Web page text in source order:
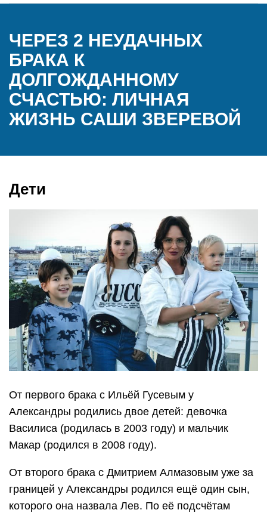
ЧЕРЕЗ 2 НЕУДАЧНЫХ
БРАКА К
ДОЛГОЖДАННОМУ
СЧАСТЬЮ: ЛИЧНАЯ
ЖИЗНЬ САШИ ЗВЕРЕВОЙ
Дети
От первого брака с Ильёй Гусевым у
Александры родились двое детей: девочка
Василиса (родилась в 2003 году) и мальчик
Макар (родился в 2008 году).
От второго брака с Дмитрием Алмазовым уже за
границей у Александры родился ещё один сын,
которого она назвала Лев. По её подсчётам